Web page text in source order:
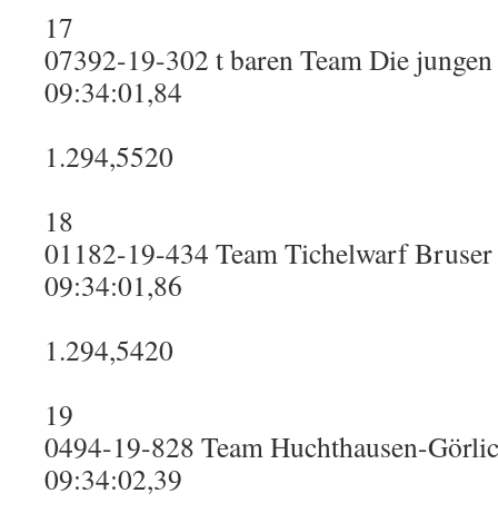
17
07392-19-302 t baren Team Die
09:34:01,84
1.294,5520
18
01182-19-434 Team Tichelwarf
09:34:01,86
1.294,5420
19
0494-19-828 Team Huchthausen-
09:34:02,39